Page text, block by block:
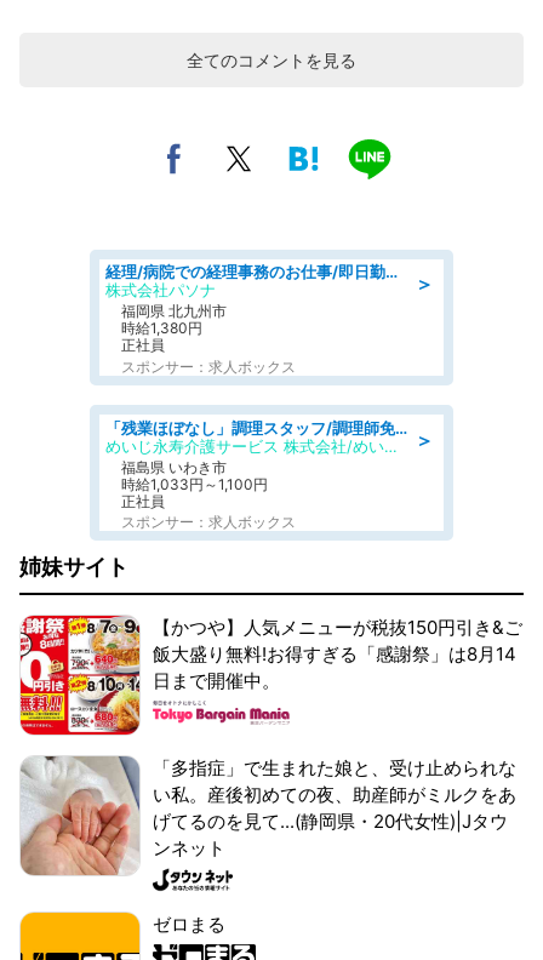
全てのコメントを見る
＞
経理/病院での経理事務のお仕事/即日勤務可/車通勤可/経理/一般事務
株式会社パソナ
福岡県 北九州市
時給1,380円
正社員
スポンサー：求人ボックス
＞
「残業ほぼなし」調理スタッフ/調理師免許必須/正職員/日勤のみ/住宅型有料老人ホーム
めいじ永寿介護サービス 株式会社/めいじ永寿介護サービスセンター
福島県 いわき市
時給1,033円～1,100円
正社員
スポンサー：求人ボックス
姉妹サイト
【かつや】人気メニューが税抜150円引き&ご
飯大盛り無料!お得すぎる「感謝祭」は8月14
日まで開催中。
「多指症」で生まれた娘と、受け止められな
い私。産後初めての夜、助産師がミルクをあ
げてるのを見て...(静岡県・20代女性)|Jタウ
ンネット
ゼロまる